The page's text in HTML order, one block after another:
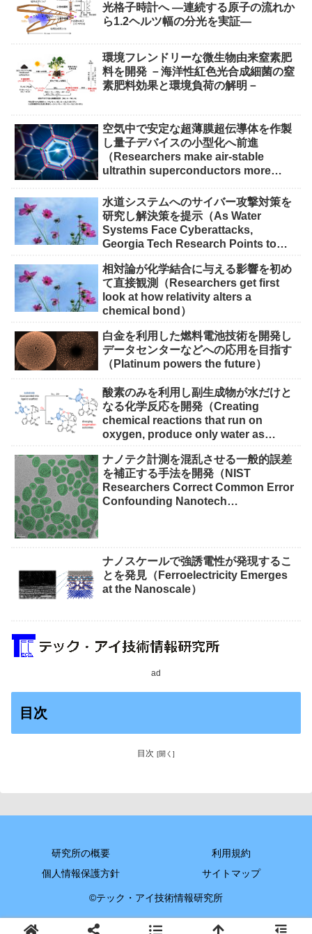
光格子時計へ ―連続する原子の流れか
ら1.2ヘルツ幅の分光を実証―
環境フレンドリーな微生物由来窒素肥
料を開発 －海洋性紅色光合成細菌の窒
素肥料効果と環境負荷の解明－
空気中で安定な超薄膜超伝導体を作製
し量子デバイスの小型化へ前進
（Researchers make air-stable
ultrathin superconductors more
水道システムへのサイバー攻撃対策を
研究し解決策を提示（As Water
Systems Face Cyberattacks,
Georgia Tech Research Points to
相対論が化学結合に与える影響を初め
て直接観測（Researchers get first
look at how relativity alters a
chemical bond）
白金を利用した燃料電池技術を開発し
データセンターなどへの応用を目指す
（Platinum powers the future）
酸素のみを利用し副生成物が水だけと
なる化学反応を開発（Creating
chemical reactions that run on
oxygen, produce only water as
ナノテク計測を混乱させる一般的誤差
を補正する手法を開発（NIST
Researchers Correct Common Error
Confounding Nanotech
ナノスケールで強誘電性が発現するこ
とを発見（Ferroelectricity Emerges
at the Nanoscale）
ad
目次
目次
研究所の概要
利用規約
個人情報保護方針
サイトマップ
©テック・アイ技術情報研究所